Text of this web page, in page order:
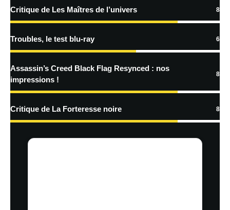
traitées
Critique de Les Maîtres de l’univers 8
Troubles, le test blu-ray 6
Assassin’s Creed Black Flag Resynced : nos
impressions !
8
Critique de La Forteresse noire 8